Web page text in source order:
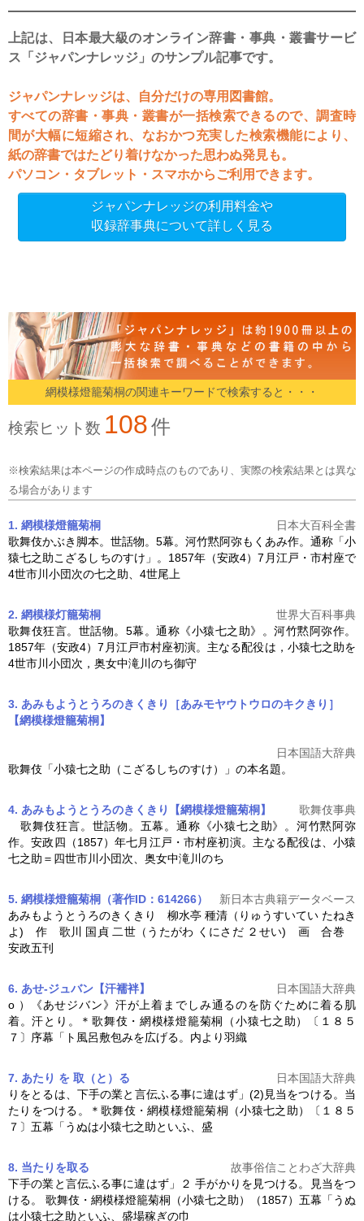
上記は、日本最大級のオンライン辞書・事典・叢書サービ
ス「ジャパンナレッジ」のサンプル記事です。
ジャパンナレッジは、自分だけの専用図書館。
すべての辞書・事典・叢書が一括検索できるので、調査時
間が大幅に短縮され、なおかつ充実した検索機能により、
紙の辞書ではたどり着けなかった思わぬ発見も。
パソコン・タブレット・スマホからご利用できます。
ジャパンナレッジの利用料金や
収録辞事典について詳しく見る
網模様燈籠菊桐の関連キーワードで検索すると・・・
検索ヒット数 108件
※検索結果は本ページの作成時点のものであり、実際の検索結果とは異な
る場合があります
1. 網模様燈籠菊桐
日本大百科全書
歌舞伎かぶき脚本。世話物。5幕。河竹黙阿弥もくあみ作。通称「小
猿七之助こざるしちのすけ」。1857年（安政4）7月江戸・市村座で
4世市川小団次の七之助、4世尾上
2. 網模様灯籠菊桐
世界大百科事典
歌舞伎狂言。世話物。5幕。通称《小猿七之助》。河竹黙阿弥作。
1857年（安政4）7月江戸市村座初演。主なる配役は，小猿七之助を
4世市川小団次，奥女中滝川のち御守
3. あみもようとうろのきくきり［あみモヤウトウロのキクきり］
【網模様燈籠菊桐】
日本国語大辞典
歌舞伎「小猿七之助（こざるしちのすけ）」の本名題。
4. あみもようとうろのきくきり【網模様燈籠菊桐】
歌舞伎事典
歌舞伎狂言。世話物。五幕。通称《小猿七之助》。河竹黙阿弥
作。安政四（1857）年七月江戸・市村座初演。主なる配役は、小猿
七之助＝四世市川小団次、奥女中滝川のち
5. 網模様燈籠菊桐（著作ID：614266）
新日本古典籍データベース
あみもようとうろのきくきり 柳水亭 種清（りゅうすいてい たねき
よ) 作 歌川 国貞 二世（うたがわ くにさだ ２せい) 画 合巻
安政五刊
6. あせ‐ジュバン【汗襦袢】
日本国語大辞典
o ）《あせジバン》汗が上着までしみ通るのを防ぐために着る肌
着。汗とり。＊歌舞伎・ 網模様燈籠菊桐
（小猿七之助）〔１８５
７〕序幕「ト風呂敷包みを広げる。内より羽織
7. あたり を 取（と）る
日本国語大辞典
りをとるは、下手の業と言伝ふる事に違はず」(2)見当をつける。当
たりをつける。＊歌舞伎・ 網模様燈籠菊桐 （小猿七之助）〔１８５
７〕五幕「うぬは小猿七之助といふ、盛
8. 当たりを取る
故事俗信ことわざ大辞典
下手の業と言伝ふる事に違はず」２ 手がかりを見つける。見当をつ
ける。 歌舞伎・ 網模様燈籠菊桐 （小猿七之助）（1857）五幕「うぬ
は小猿七之助といふ、盛場稼ぎの巾